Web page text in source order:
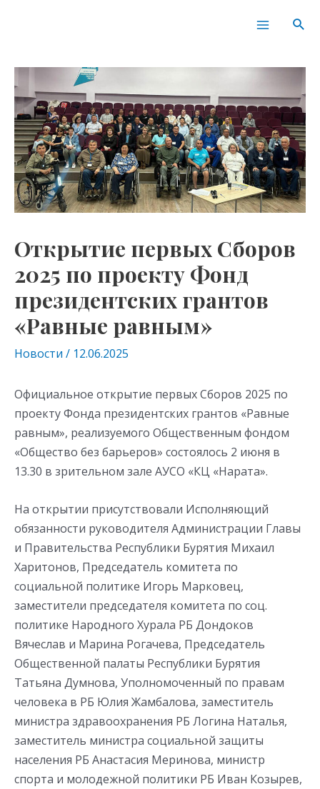
Main
Открытие первых Сборов
2025 по проекту Фонд
президентских грантов
«Равные равным»
Новости / 12.06.2025
Официальное открытие первых Сборов 2025 по
проекту Фонда президентских грантов «Равные
равным», реализуемого Общественным фондом
«Общество без барьеров» состоялось 2 июня в
13.30 в зрительном зале АУСО «КЦ «Нарата».
На открытии присутствовали Исполняющий
обязанности руководителя Администрации Главы
и Правительства Республики Бурятия Михаил
Харитонов, Председатель комитета по
социальной политике Игорь Марковец,
заместители председателя комитета по соц.
политике Народного Хурала РБ Дондоков
Вячеслав и Марина Рогачева, Председатель
Общественной палаты Республики Бурятия
Татьяна Думнова, Уполномоченный по правам
человека в РБ Юлия Жамбалова, заместитель
министра здравоохранения РБ Логина Наталья,
заместитель министра социальной защиты
населения РБ Анастасия Меринова, министр
спорта и молодежной политики РБ Иван Козырев,